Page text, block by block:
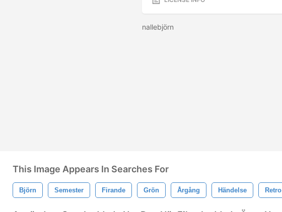
nallebjörn
This Image Appears In Searches For
Björn Semester Firande Grön Årgång Händelse Retro